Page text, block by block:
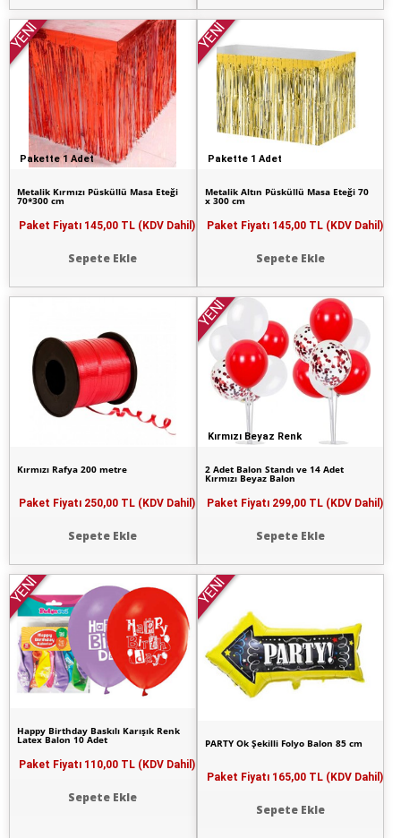
Pakette 1 Adet
YENİ
Metalik Kırmızı Püsküllü Masa Eteği
70*300 cm
Paket Fiyatı 145,00 TL (KDV Dahil)
Sepete Ekle
Pakette 1 Adet
YENİ
Metalik Altın Püsküllü Masa Eteği 70
x 300 cm
Paket Fiyatı 145,00 TL (KDV Dahil)
Sepete Ekle
Kırmızı Rafya 200 metre
Paket Fiyatı 250,00 TL (KDV Dahil)
Sepete Ekle
Kırmızı Beyaz Renk
YENİ
2 Adet Balon Standı ve 14 Adet
Kırmızı Beyaz Balon
Paket Fiyatı 299,00 TL (KDV Dahil)
Sepete Ekle
YENİ
Happy Birthday Baskılı Karışık Renk
Latex Balon 10 Adet
Paket Fiyatı 110,00 TL (KDV Dahil)
Sepete Ekle
YENİ
PARTY Ok Şekilli Folyo Balon 85 cm
Paket Fiyatı 165,00 TL (KDV Dahil)
Sepete Ekle